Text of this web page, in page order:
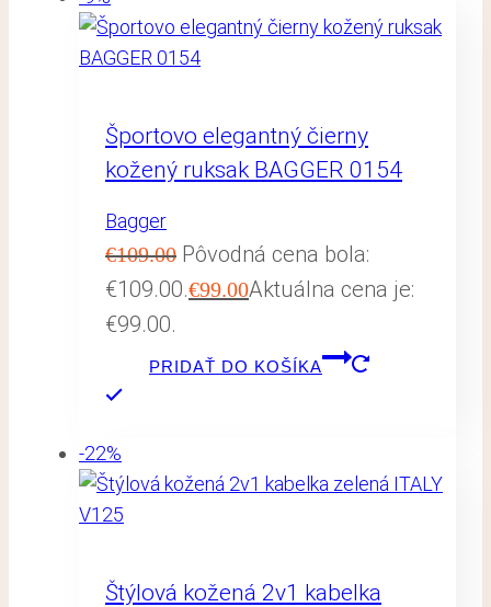
Športovo elegantný čierny
kožený ruksak BAGGER 0154
Bagger
€109.00 Pôvodná cena bola:
€109.00.€99.00Aktuálna cena je:
€99.00.
PRIDAŤ DO KOŠÍKA
-22%
Štýlová kožená 2v1 kabelka